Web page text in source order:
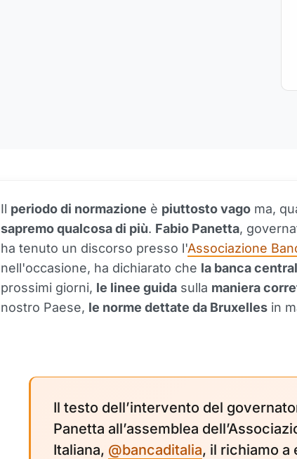
Il periodo di normazione è piuttosto vago ma,
sapremo qualcosa di più. Fabio Panetta,
ha tenuto un discorso presso l'Associazione
nell'occasione, ha dichiarato che la banca
prossimi giorni, le linee guida sulla maniera
nostro Paese, le norme dettate da Bruxelles in
Il testo dell’intervento del
Panetta all’assemblea
Italiana, ⁦ @bancaditalia⁩, il richiamo a